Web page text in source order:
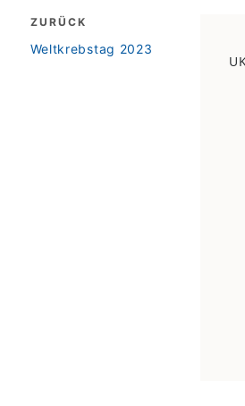
Beitragsnavigation
ZURÜCK
zurück
Weltkrebstag 2023